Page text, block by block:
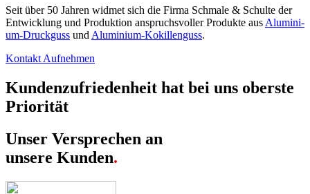
Seit über 50 Jah­ren wid­met sich die Fir­ma Schma­le & Schul­te der
Ent­wick­lung und Pro­duk­ti­on anspruchs­vol­ler Pro­duk­te aus Alu­mi­ni­
um-Druck­guss und Alu­mi­ni­um-Kokil­len­guss.
Kon­takt Auf­neh­men
Kun­den­zu­frie­den­heit hat bei uns obers­te
Prio­ri­tät
Unser Ver­spre­chen an
unse­re Kun­den.